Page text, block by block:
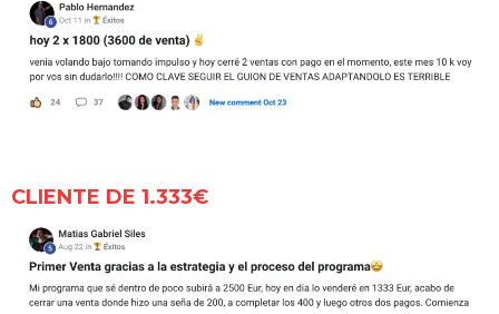
CLIENTE DE 1.333€